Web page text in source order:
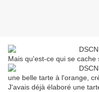
Mais qu'est-ce qui se cache
une belle tarte à l'orange,
J'avais déjà élaboré une